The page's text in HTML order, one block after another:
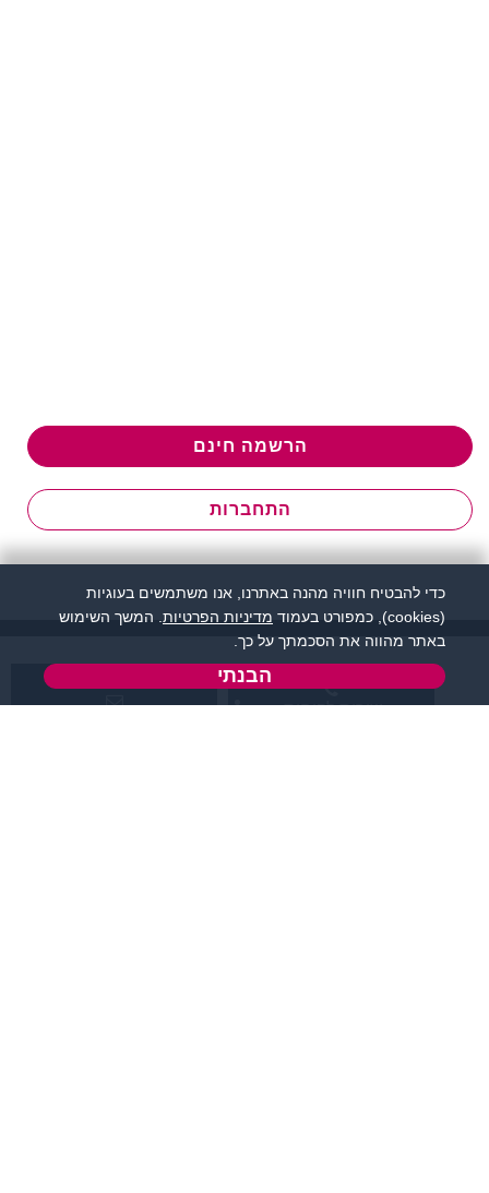
הרשמה חינם
התחברות
שירות לקוחות:
כדי להבטיח חוויה מהנה באתרנו, אנו משתמשים בעוגיות
(cookies), כמפורט בעמוד
מדיניות הפרטיות . המשך השימוש
באתר מהווה את הסכמתך על כך.
הבנתי